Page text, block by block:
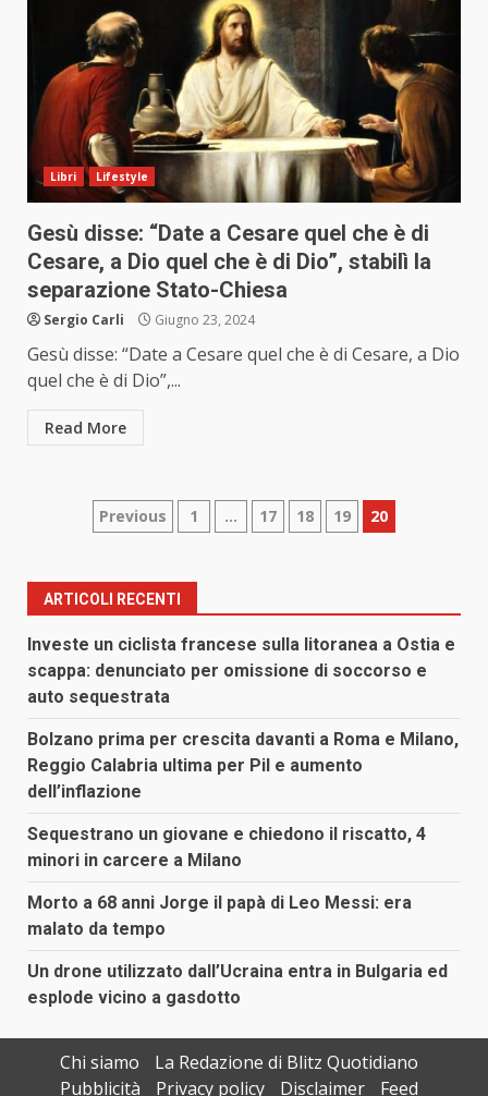
Libri Lifestyle
Gesù disse: “Date a Cesare quel che è di
Cesare, a Dio quel che è di Dio”, stabilì la
separazione Stato-Chiesa
Sergio Carli Giugno 23, 2024
Gesù disse: “Date a Cesare quel che è di Cesare, a Dio
quel che è di Dio”,...
Read More
Paginazione
articoli
Previous 1 … 17 18 19 20
ARTICOLI RECENTI
Investe un ciclista francese sulla litoranea a Ostia e
scappa: denunciato per omissione di soccorso e
auto sequestrata
Bolzano prima per crescita davanti a Roma e Milano,
Reggio Calabria ultima per Pil e aumento
dell’inflazione
Sequestrano un giovane e chiedono il riscatto, 4
minori in carcere a Milano
Morto a 68 anni Jorge il papà di Leo Messi: era
malato da tempo
Un drone utilizzato dall’Ucraina entra in Bulgaria ed
esplode vicino a gasdotto
Chi siamo
La Redazione di Blitz Quotidiano
Pubblicità
Privacy policy Disclaimer Feed